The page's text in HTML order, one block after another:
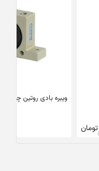
تومان
ویبره بادی روتین چین – K20